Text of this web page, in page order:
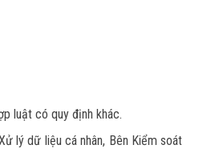
luật có quy định khác.
lý dữ liệu cá nhân, Bên Kiểm soát